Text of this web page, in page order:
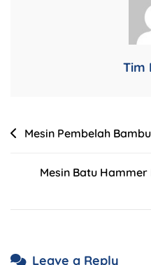
Tim
Mesin Pembelah
Mesin Batu
Leave a Reply